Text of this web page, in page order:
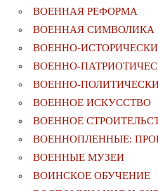
ВОЕННАЯ РЕФОРМА
ВОЕННАЯ СИМВОЛИКА
ВОЕННО-
ВОЕННО-
ВОЕННО-
ВОЕННОЕ ИСКУССТВО
ВОЕННОЕ
ВОЕННОПЛЕННЫЕ:
ВОЕННЫЕ МУЗЕИ
ВОИНСКОЕ ОБУЧЕНИЕ